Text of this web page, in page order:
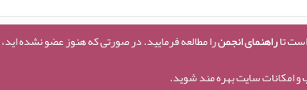
تاراهنمای انجمنرا مطالعه فرمایید. در صورتی که هنوز عضو نشده
و امکانات سایت بهره مند شوید.